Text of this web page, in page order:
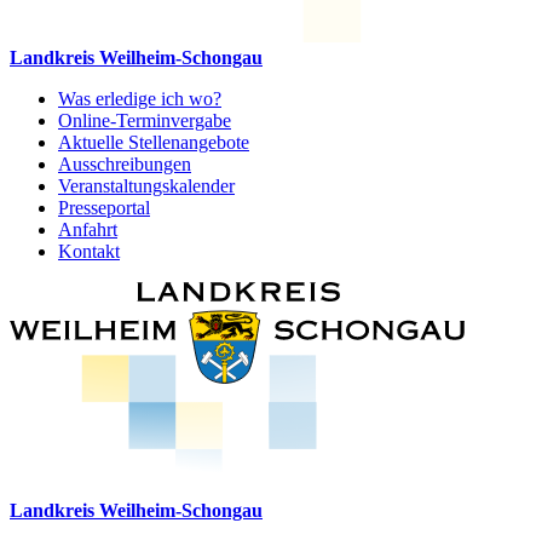
Landkreis Weilheim-Schongau
Was erledige ich wo?
Online-Terminvergabe
Aktuelle Stellenangebote
Ausschreibungen
Veranstaltungskalender
Presseportal
Anfahrt
Kontakt
Landkreis Weilheim-Schongau